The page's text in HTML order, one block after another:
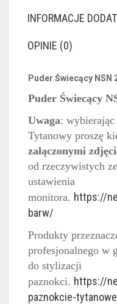
INFORMACJE
OPINIE (0)
Puder Świecący NSN
Puder Świecący
Uwaga:
Tytanowy proszę
załączonymi
od rzeczywistych
ustawienia
monitora. https://
barw/
Produkty
profesjonalnego w
do stylizacji
paznokci. https://
paznokcie-